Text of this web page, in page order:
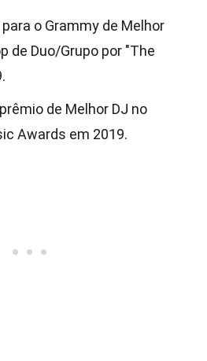
o Grammy de Melhor
de Duo/Grupo por "The
de Melhor DJ no
Awards em 2019.